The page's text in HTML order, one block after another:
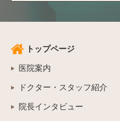
トップページ
医院案内
ドクター・スタッフ紹介
院長インタビュー